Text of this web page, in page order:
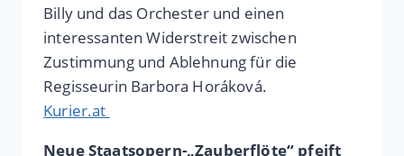
Billy und das Orchester und einen
interessanten Widerstreit zwischen
Zustimmung und Ablehnung für die
Regisseurin Barbora Horáková.
Kurier.at
Neue Staatsopern-„Zauberflöte“ pfeift